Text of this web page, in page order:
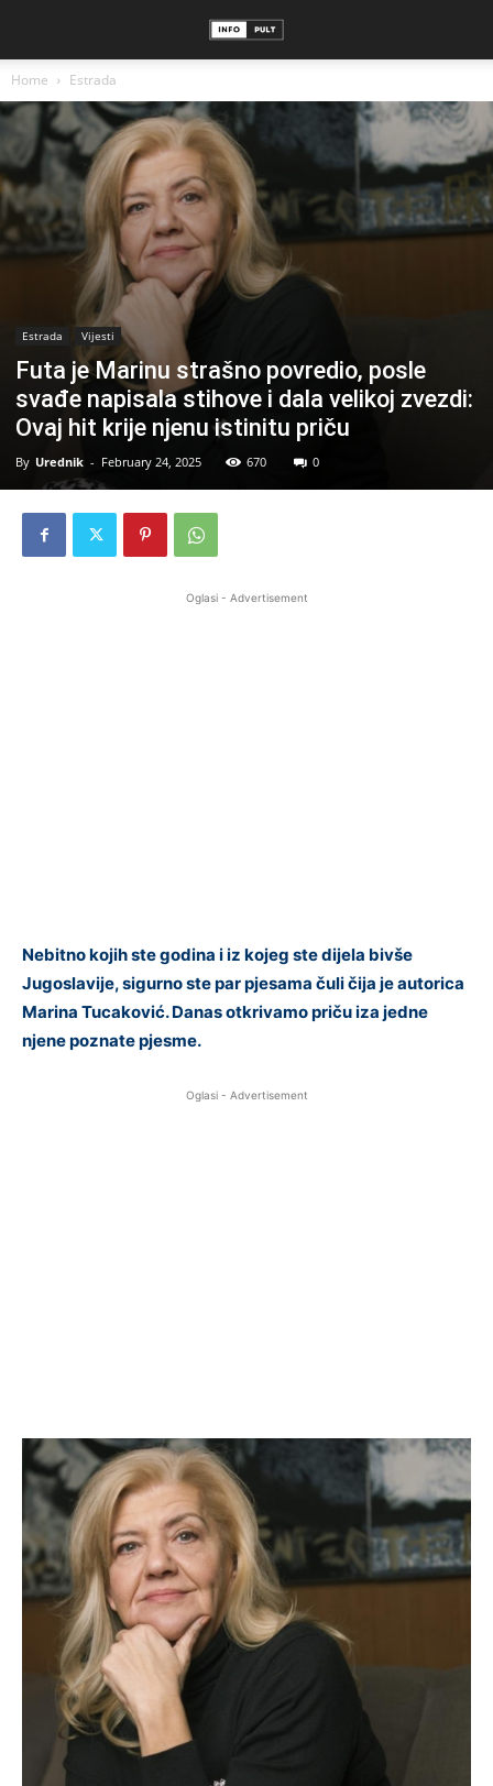
Home Estrada
Estrada Vijesti
Futa je Marinu strašno povredio, posle
svađe napisala stihove i dala velikoj zvezdi:
Ovaj hit krije njenu istinitu priču
By Urednik - February 24, 2025 670 0
Oglasi - Advertisement
Nebitno kojih ste godina i iz kojeg ste dijela bivše
Jugoslavije, sigurno ste par pjesama čuli čija je autorica
Marina Tucaković. Danas otkrivamo priču iza jedne
njene poznate pjesme.
Oglasi - Advertisement